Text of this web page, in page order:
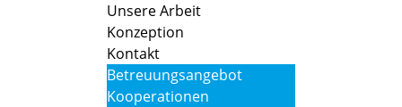
Unsere Arbeit
Konzeption
Kontakt
Betreuungsangebot
Kooperationen